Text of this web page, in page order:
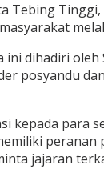
Tebing
dihadiri
posyandu
kepada para
jajaran